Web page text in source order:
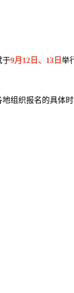
于9月12日、13日 举
组织报名的具体